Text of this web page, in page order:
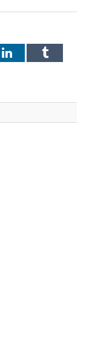
LinkedInTumblr